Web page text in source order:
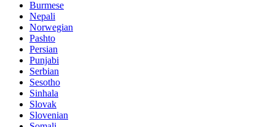
Burmese
Nepali
Norwegian
Pashto
Persian
Punjabi
Serbian
Sesotho
Sinhala
Slovak
Slovenian